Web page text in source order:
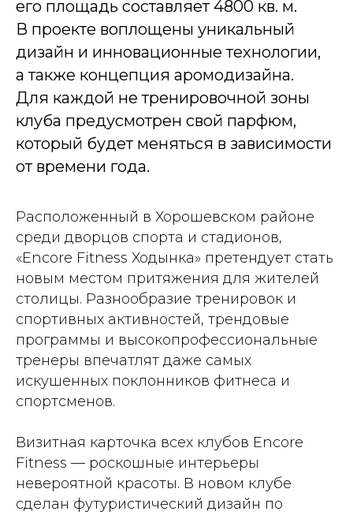
его площадь составляет 4800 кв. м.
В проекте воплощены уникальный
дизайн и инновационные технологии,
а также концепция аромодизайна.
Для каждой не тренировочной зоны
клуба предусмотрен свой парфюм,
который будет меняться в зависимости
от времени года.
Расположенный в Хорошевском районе
среди дворцов спорта и стадионов,
«Encore Fitness Ходынка» претендует стать
новым местом притяжения для жителей
столицы. Разнообразие тренировок и
спортивных активностей, трендовые
программы и высокопрофессиональные
тренеры впечатлят даже самых
искушенных поклонников фитнеса и
спортсменов.
Визитная карточка всех клубов Encore
Fitness — роскошные интерьеры
невероятной красоты. В новом клубе
сделан футуристический дизайн по